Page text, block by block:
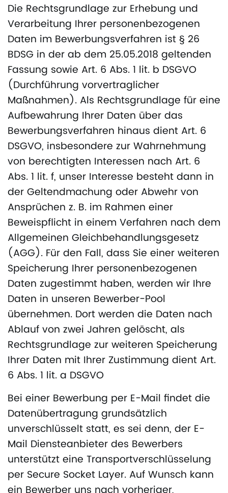
Die Rechtsgrundlage zur Erhebung und
Verarbeitung Ihrer personenbezogenen
Daten im Bewerbungsverfahren ist § 26
BDSG in der ab dem 25.05.2018 geltenden
Fassung sowie Art. 6 Abs. 1 lit. b DSGVO
(Durchführung vorvertraglicher
Maßnahmen). Als Rechtsgrundlage für eine
Aufbewahrung Ihrer Daten über das
Bewerbungsverfahren hinaus dient Art. 6
DSGVO, insbesondere zur Wahrnehmung
von berechtigten Interessen nach Art. 6
Abs. 1 lit. f, unser Interesse besteht dann in
der Geltendmachung oder Abwehr von
Ansprüchen z. B. im Rahmen einer
Beweispflicht in einem Verfahren nach dem
Allgemeinen Gleichbehandlungsgesetz
(AGG). Für den Fall, dass Sie einer weiteren
Speicherung Ihrer personenbezogenen
Daten zugestimmt haben, werden wir Ihre
Daten in unseren Bewerber-Pool
übernehmen. Dort werden die Daten nach
Ablauf von zwei Jahren gelöscht, als
Rechtsgrundlage zur weiteren Speicherung
Ihrer Daten mit Ihrer Zustimmung dient Art.
6 Abs. 1 lit. a DSGVO
Bei einer Bewerbung per E-Mail findet die
Datenübertragung grundsätzlich
unverschlüsselt statt, es sei denn, der E-
Mail Diensteanbieter des Bewerbers
unterstützt eine Transportverschlüsselung
per Secure Socket Layer. Auf Wunsch kann